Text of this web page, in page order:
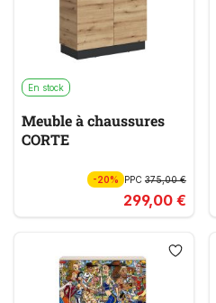
En stock
Meuble à chaussures
CORTE
-20% PPC 375,00 €
299,00 €